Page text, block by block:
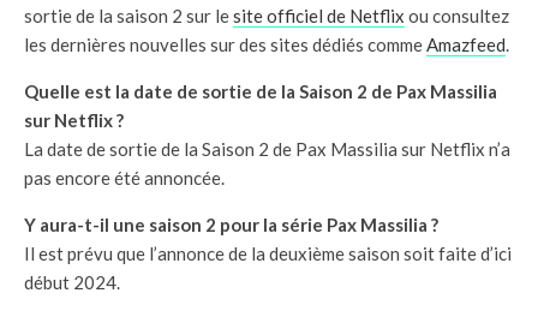
sortie de la saison 2 sur lesite officiel de Netflix ou consultez
les dernières nouvelles sur des sites dédiés commeAmazfeed.
Quelle est la date de sortie de la Saison 2 de Pax Massilia
sur Netflix ?
La date de sortie de la Saison 2 de Pax Massilia sur Netflix n’a
pas encore été annoncée.
Y aura-t-il une saison 2 pour la série Pax Massilia ?
Il est prévu que l’annonce de la deuxième saison soit faite d’ici
début 2024.